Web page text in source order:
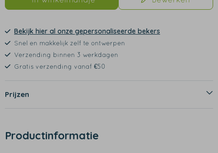
Bekijk hier al onze gepersonaliseerde bekers
Snel en makkelijk zelf te ontwerpen
Verzending binnen 3 werkdagen
Gratis verzending vanaf €50
Prijzen
Productinformatie